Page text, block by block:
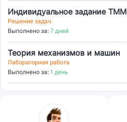
Индивидуальное задание ТММ
Решение задач
Выполнено за: 7 дней
Теория механизмов и машин
Лабораторная работа
Выполнено за: 1 день